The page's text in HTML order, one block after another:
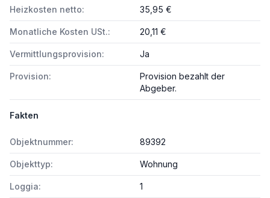
Heizkosten netto: 35,95 €
Monatliche Kosten USt.: 20,11 €
Vermittlungsprovision: Ja
Provision:
Provision bezahlt der
Abgeber.
Fakten
Objektnummer: 89392
Objekttyp: Wohnung
Loggia: 1